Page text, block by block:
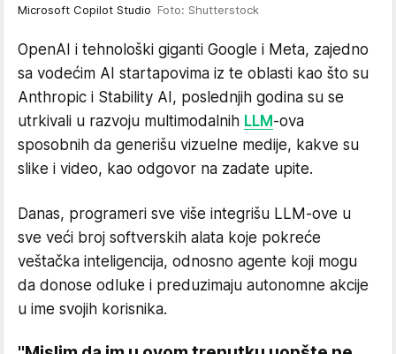
Microsoft Copilot Studio Foto: Shutterstock
OpenAI i tehnološki giganti Google i Meta, zajedno
sa vodećim AI startapovima iz te oblasti kao što su
Anthropic i Stability AI, poslednjih godina su se
utrkivali u razvoju multimodalnih LLM-ova
sposobnih da generišu vizuelne medije, kakve su
slike i video, kao odgovor na zadate upite.
Danas, programeri sve više integrišu LLM-ove u
sve veći broj softverskih alata koje pokreće
veštačka inteligencija, odnosno agente koji mogu
da donose odluke i preduzimaju autonomne akcije
u ime svojih korisnika.